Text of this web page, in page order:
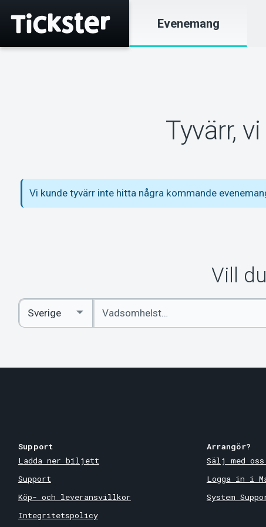
Evenemang
Tyvärr,
Vi kunde tyvärr inte hitta några kommande
Vill
Ange
sökord
Select
Country
Support
Ladda ner biljett
Support
Köp- och leveransvillkor
Integritetspolicy
Arrangör?
Sälj med
Logga in i
System